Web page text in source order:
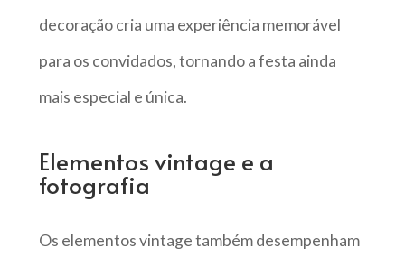
decoração cria uma experiência memorável
para os convidados, tornando a festa ainda
mais especial e única.
Elementos vintage e a
fotografia
Os elementos vintage também desempenham